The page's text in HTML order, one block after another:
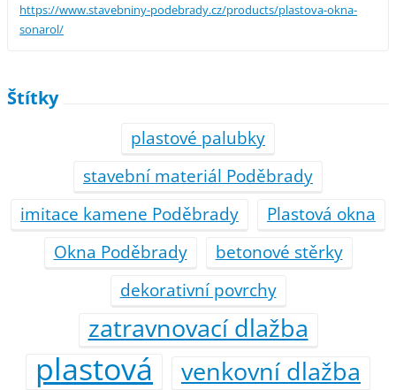
https://www.stavebniny-podebrady.cz/products/plastova-okna-
sonarol/
Štítky
plastové palubky
stavební materiál Poděbrady
imitace kamene Poděbrady
Plastová okna
Okna Poděbrady
betonové stěrky
dekorativní povrchy
zatravnovací dlažba
plastová
venkovní dlažba